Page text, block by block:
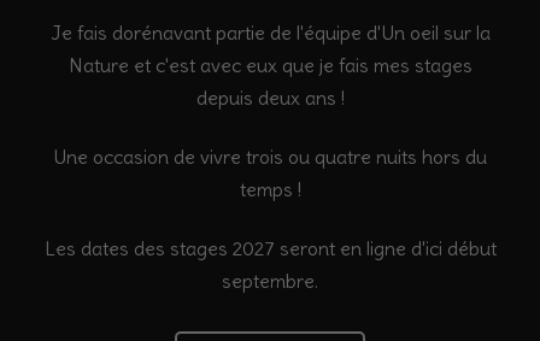
Je fais dorénavant partie de l'équipe d'Un oeil sur la
Nature et c'est avec eux que je fais mes stages
depuis deux ans !
Une occasion de vivre trois ou quatre nuits hors du
temps !
Les dates des stages 2027 seront en ligne d'ici début
septembre.